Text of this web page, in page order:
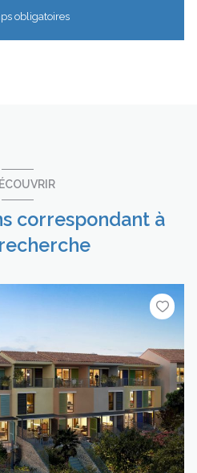
obligatoires
correspondant à